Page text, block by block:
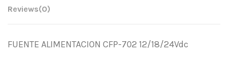
Reviews(0)
FUENTE ALIMENTACION CFP-702 12/18/24Vdc